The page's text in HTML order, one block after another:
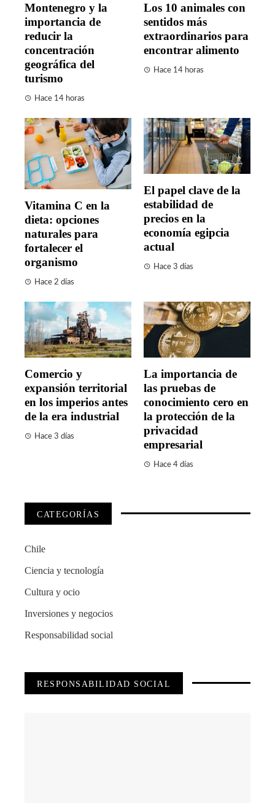
Montenegro y la
importancia de
reducir la
concentración
geográfica del
turismo
Hace 14 horas
Los 10 animales con
sentidos más
extraordinarios para
encontrar alimento
Hace 14 horas
Vitamina C en la
dieta: opciones
naturales para
fortalecer el
organismo
Hace 2 días
El papel clave de la
estabilidad de
precios en la
economía egipcia
actual
Hace 3 días
Comercio y
expansión territorial
en los imperios antes
de la era industrial
Hace 3 días
La importancia de
las pruebas de
conocimiento cero en
la protección de la
privacidad
empresarial
Hace 4 días
CATEGORÍAS
Chile
Ciencia y tecnología
Cultura y ocio
Inversiones y negocios
Responsabilidad social
RESPONSABILIDAD SOCIAL